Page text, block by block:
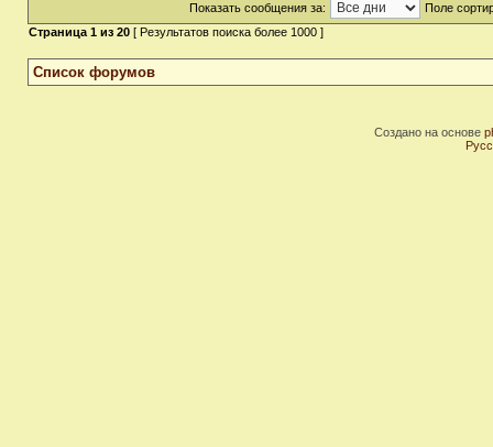
Показать сообщения за:
Поле
Страница 1 из 20 [ Результатов поиска более 1000 ]
Список форумов
Создано на основе